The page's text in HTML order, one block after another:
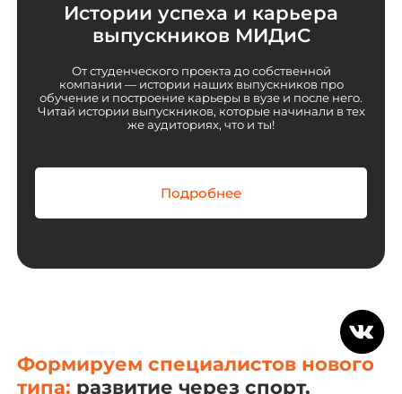
Истории успеха и карьера
выпускников МИДиС
От студенческого проекта до собственной
компании — истории наших выпускников про
обучение и построение карьеры в вузе и после него.
Читай истории выпускников, которые начинали в тех
же аудиториях, что и ты!
Подробнее
Формируем специалистов нового
типа: развитие через спорт,